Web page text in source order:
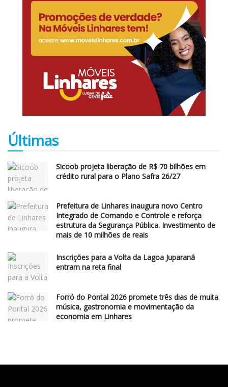
Últimas
Sicoob projeta liberação de R$ 70 bilhões em
crédito rural para o Plano Safra 26/27
Prefeitura de Linhares inaugura novo Centro
Integrado de Comando e Controle e reforça
estrutura da Segurança Pública. Investimento de
mais de 10 milhões de reais
Inscrições para a Volta da Lagoa Juparanã
entram na reta final
Forró do Pontal 2026 promete três dias de muita
música, gastronomia e movimentação da
economia em Linhares